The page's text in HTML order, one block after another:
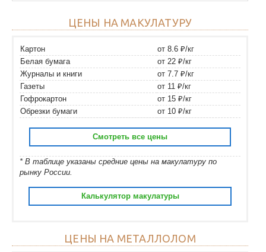
ЦЕНЫ НА МАКУЛАТУРУ
Картон
от 8.6 ₽/кг
Белая бумага
от 22 ₽/кг
Журналы и книги
от 7.7 ₽/кг
Газеты
от 11 ₽/кг
Гофрокартон
от 15 ₽/кг
Обрезки бумаги
от 10 ₽/кг
Смотреть все цены
* В таблице указаны средние цены на макулатуру по
рынку России.
Калькулятор макулатуры
ЦЕНЫ НА МЕТАЛЛОЛОМ